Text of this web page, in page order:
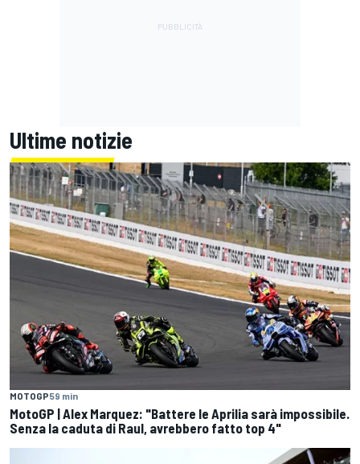
Ultime notizie
MOTOGP59 min
MotoGP | Alex Marquez: "Battere le Aprilia sarà impossibile.
Senza la caduta di Raul, avrebbero fatto top 4"